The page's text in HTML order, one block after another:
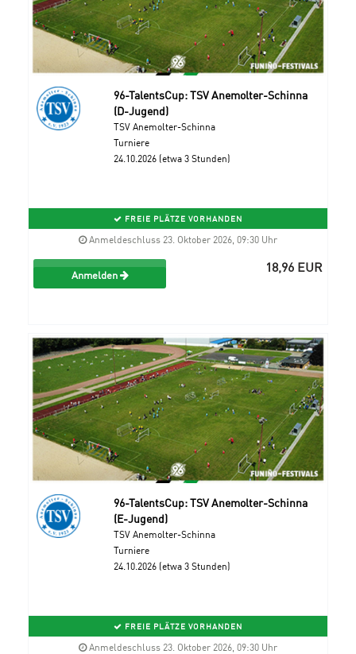
96-TalentsCup: TSV Anemolter-Schinna
(D-Jugend)
TSV Anemolter-Schinna
Turniere
24.10.2026 (etwa 3 Stunden)
FREIE PLÄTZE VORHANDEN
Anmeldeschluss 23. Oktober 2026, 09:30 Uhr
Anmelden 18,96 EUR
96-TalentsCup: TSV Anemolter-Schinna
(E-Jugend)
TSV Anemolter-Schinna
Turniere
24.10.2026 (etwa 3 Stunden)
FREIE PLÄTZE VORHANDEN
Anmeldeschluss 23. Oktober 2026, 09:30 Uhr